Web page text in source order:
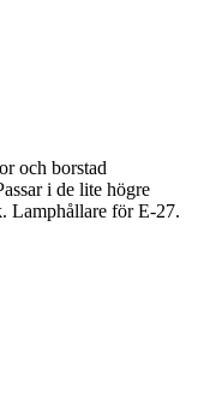
och borstad
i de lite högre
Lamphållare för E-27.